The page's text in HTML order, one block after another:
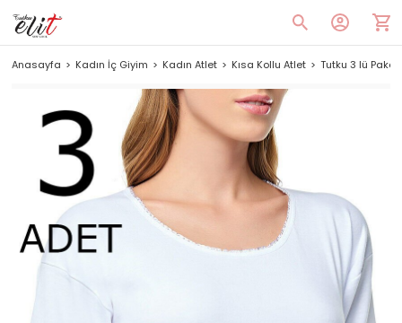
Anasayfa Kadın İç Giyim Kadın Atlet Kısa Kollu Atlet Tutku 3 lü Paket